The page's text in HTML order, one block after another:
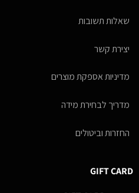
שאלות תשובות
יצירת קשר
מדיניות אספקת מוצרים
מדריך לבחירת מידה
החזרות וביטולים
GIFT CARD